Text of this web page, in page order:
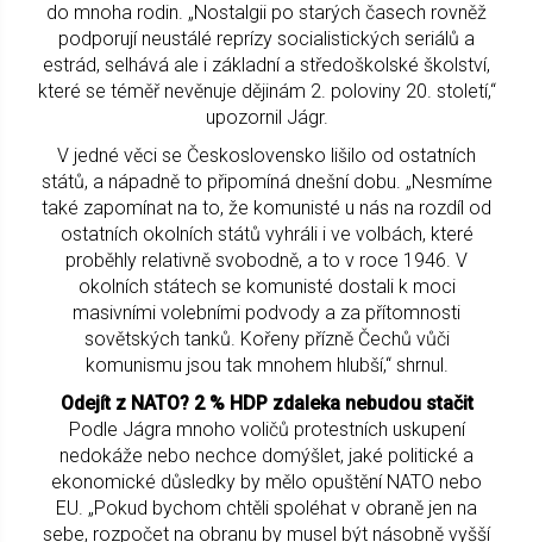
do mnoha rodin. „Nostalgii po starých časech rovněž
podporují neustálé reprízy socialistických seriálů a
estrád, selhává ale i základní a středoškolské školství,
které se téměř nevěnuje dějinám 2. poloviny 20. století,“
upozornil Jágr.
V jedné věci se Československo lišilo od ostatních
států, a nápadně to připomíná dnešní dobu. „Nesmíme
také zapomínat na to, že komunisté u nás na rozdíl od
ostatních okolních států vyhráli i ve volbách, které
proběhly relativně svobodně, a to v roce 1946. V
okolních státech se komunisté dostali k moci
masivními volebními podvody a za přítomnosti
sovětských tanků. Kořeny přízně Čechů vůči
komunismu jsou tak mnohem hlubší,“ shrnul.
Odejít z NATO? 2 % HDP zdaleka nebudou stačit
Podle Jágra mnoho voličů protestních uskupení
nedokáže nebo nechce domýšlet, jaké politické a
ekonomické důsledky by mělo opuštění NATO nebo
EU. „Pokud bychom chtěli spoléhat v obraně jen na
sebe, rozpočet na obranu by musel být násobně vyšší